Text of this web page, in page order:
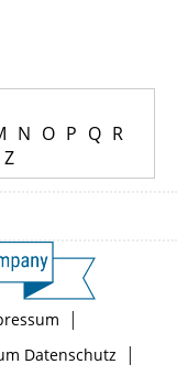
N O P Q R
Z
|
Datenschutz |